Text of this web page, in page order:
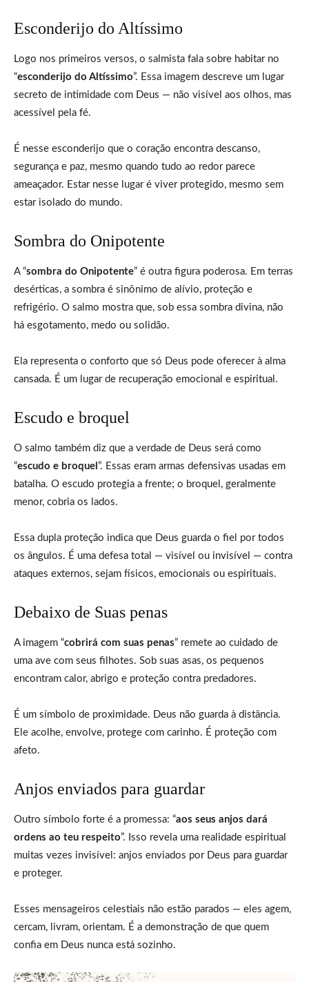
Esconderijo do Altíssimo
Logo nos primeiros versos, o salmista fala sobre habitar no
“esconderijo do Altíssimo”. Essa imagem descreve um lugar
secreto de intimidade com Deus — não visível aos olhos, mas
acessível pela fé.
É nesse esconderijo que o coração encontra descanso,
segurança e paz, mesmo quando tudo ao redor parece
ameaçador. Estar nesse lugar é viver protegido, mesmo sem
estar isolado do mundo.
Sombra do Onipotente
A “sombra do Onipotente” é outra figura poderosa. Em terras
desérticas, a sombra é sinônimo de alívio, proteção e
refrigério. O salmo mostra que, sob essa sombra divina, não
há esgotamento, medo ou solidão.
Ela representa o conforto que só Deus pode oferecer à alma
cansada. É um lugar de recuperação emocional e espiritual.
Escudo e broquel
O salmo também diz que a verdade de Deus será como
“escudo e broquel ”. Essas eram armas defensivas usadas em
batalha. O escudo protegia a frente; o broquel, geralmente
menor, cobria os lados.
Essa dupla proteção indica que Deus guarda o fiel por todos
os ângulos. É uma defesa total — visível ou invisível — contra
ataques externos, sejam físicos, emocionais ou espirituais.
Debaixo de Suas penas
A imagem “cobrirá com suas penas” remete ao cuidado de
uma ave com seus filhotes. Sob suas asas, os pequenos
encontram calor, abrigo e proteção contra predadores.
É um símbolo de proximidade. Deus não guarda à distância.
Ele acolhe, envolve, protege com carinho. É proteção com
afeto.
Anjos enviados para guardar
Outro símbolo forte é a promessa: “aos seus anjos dará
ordens ao teu respeito”. Isso revela uma realidade espiritual
muitas vezes invisível: anjos enviados por Deus para guardar
e proteger.
Esses mensageiros celestiais não estão parados — eles agem,
cercam, livram, orientam. É a demonstração de que quem
confia em Deus nunca está sozinho.